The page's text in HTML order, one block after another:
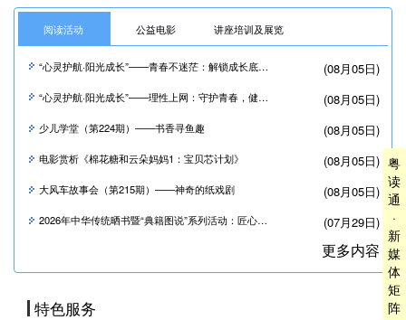
阅读活动 公益电影 讲座培训及展览
“心灵护航·阳光成长”——青春不迷茫：解锁成长底气，从容应对学业 (08月05日)
“心灵护航·阳光成长”——理性上网：守护青春，健康冲浪更出彩 (08月05日)
少儿学堂（第224期）——书香寻鱼趣 (08月05日)
电影赏析《棉花糖和云朵妈妈1：宝贝芯计划》 (08月05日)
大风车故事会（第215期）——神奇的纸戏剧 (08月05日)
2026年中华传统晒书暨“典籍图说”系列活动：匠心修复·古籍新生——古籍修复技艺体验活动 (07月29日)
更多内容
特色服务
粤
读
通
·
新
媒
体
矩
阵